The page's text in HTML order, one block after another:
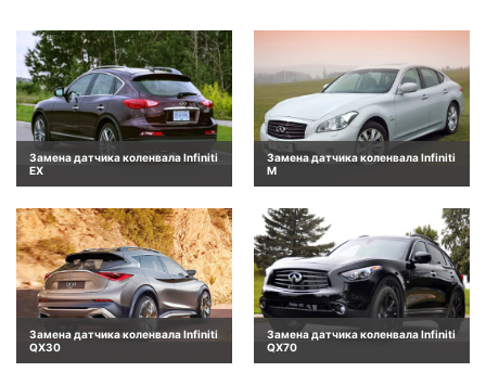
Замена датчика коленвала Infiniti
EX
Замена датчика коленвала Infiniti
M
Замена датчика коленвала Infiniti
QX30
Замена датчика коленвала Infiniti
QX70